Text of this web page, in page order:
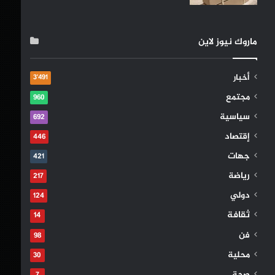
ماروك نيوز لاين
أخبار 3٬491
مجتمع 960
سياسية 692
إقتصاد 446
جهات 421
رياضة 217
دولي 124
ثقافة 14
فن 98
محلية 30